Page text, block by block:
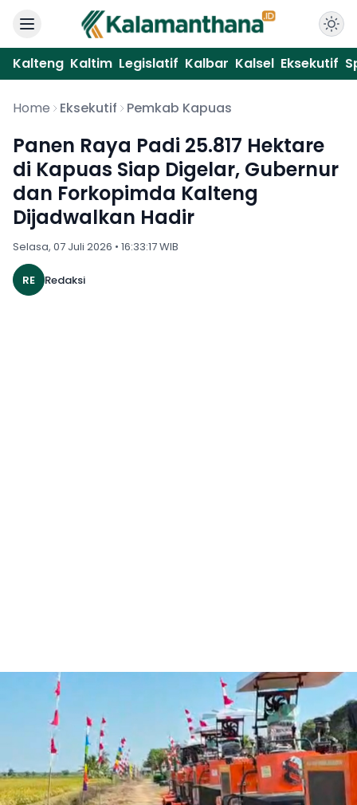
Kalteng Kaltim Legislatif Kalbar Kalsel Eksekutif
Home Eksekutif Pemkab Kapuas
Panen Raya Padi 25.817 Hektare
di Kapuas Siap Digelar, Gubernur
dan Forkopimda Kalteng
Dijadwalkan Hadir
Selasa, 07 Juli 2026 • 16:33:17 WIB
RE Redaksi